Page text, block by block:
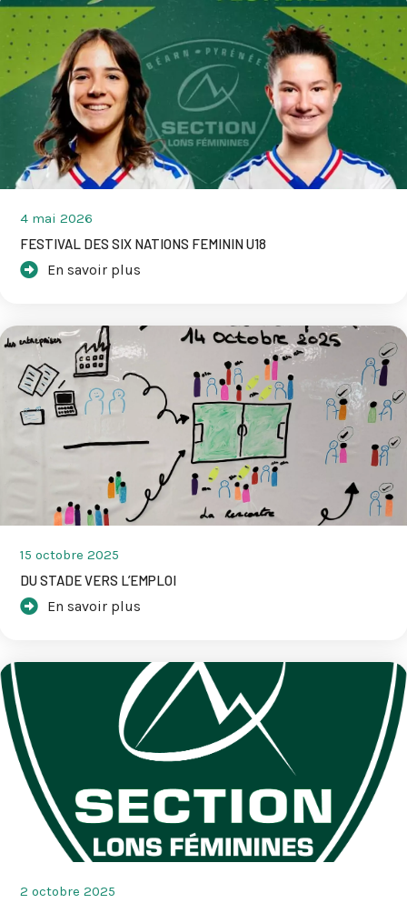
4 mai 2026
FESTIVAL DES SIX NATIONS FEMININ U18
En savoir plus
15 octobre 2025
DU STADE VERS L’EMPLOI
En savoir plus
2 octobre 2025